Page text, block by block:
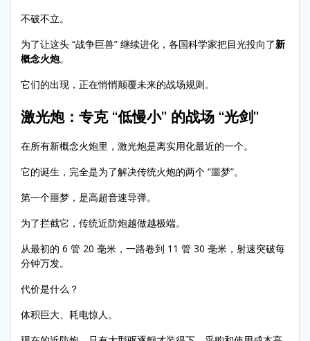
不破不立。
为了让这头 “战争巨兽” 继续进化，各国科学家把目光投向了新
概念火炮。
它们的出现，正在悄悄颠覆未来的战场规则。
激光炮：专克 “低慢小” 的战场 “光剑”
在所有新概念火炮里，激光炮是离实用化最近的一个。
它的诞生，完全是为了解决传统火炮的两个 “噩梦”。
第一个噩梦，是高超音速导弹。
为了拦截它，传统近防炮越做越极端。
从最初的 6 管 20 毫米，一路卷到 11 管 30 毫米，射速突破每
分钟万发。
代价是什么？
体积巨大、耗电惊人。